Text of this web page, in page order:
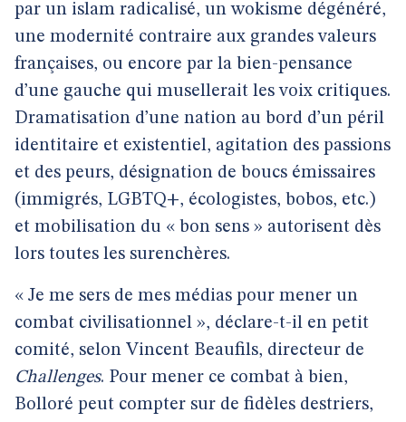
par un islam radicalisé, un wokisme dégénéré,
une modernité contraire aux grandes valeurs
françaises, ou encore par la bien-pensance
d’une gauche qui musellerait les voix critiques.
Dramatisation d’une nation au bord d’un péril
identitaire et existentiel, agitation des passions
et des peurs, désignation de boucs émissaires
(immigrés, LGBTQ+, écologistes, bobos, etc.)
et mobilisation du « bon sens » autorisent dès
lors toutes les surenchères.
« Je me sers de mes médias pour mener un
combat civilisationnel », déclare-t-il en petit
comité, selon Vincent Beaufils, directeur de
Challenges. Pour mener ce combat à bien,
Bolloré peut compter sur de fidèles destriers,